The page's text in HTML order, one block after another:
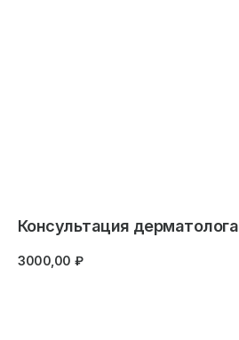
Консультация дерматолога
3000,00 ₽